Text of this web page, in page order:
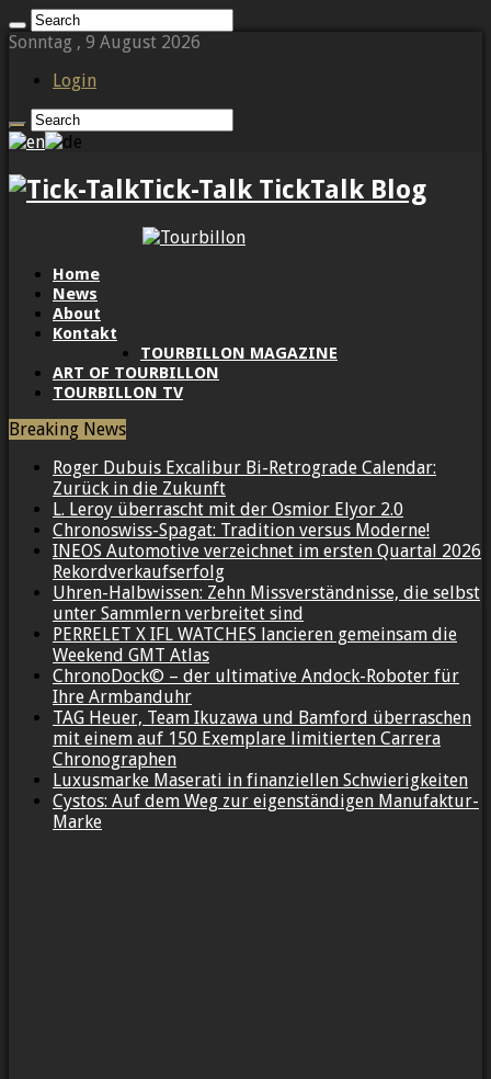
Sonntag , 9 August 2026
Login
Tick-Talk TickTalk Blog
Home
News
About
Kontakt
TOURBILLON MAGAZINE
ART OF TOURBILLON
TOURBILLON TV
Breaking News
Roger Dubuis Excalibur Bi-Retrograde Calendar:
Zurück in die Zukunft
L. Leroy überrascht mit der Osmior Elyor 2.0
Chronoswiss-Spagat: Tradition versus Moderne!
INEOS Automotive verzeichnet im ersten Quartal 2026
Rekordverkaufserfolg
Uhren-Halbwissen: Zehn Missverständnisse, die selbst
unter Sammlern verbreitet sind
PERRELET X IFL WATCHES lancieren gemeinsam die
Weekend GMT Atlas
ChronoDock© – der ultimative Andock-Roboter für
Ihre Armbanduhr
TAG Heuer, Team Ikuzawa und Bamford überraschen
mit einem auf 150 Exemplare limitierten Carrera
Chronographen
Luxusmarke Maserati in finanziellen Schwierigkeiten
Cystos: Auf dem Weg zur eigenständigen Manufaktur-
Marke